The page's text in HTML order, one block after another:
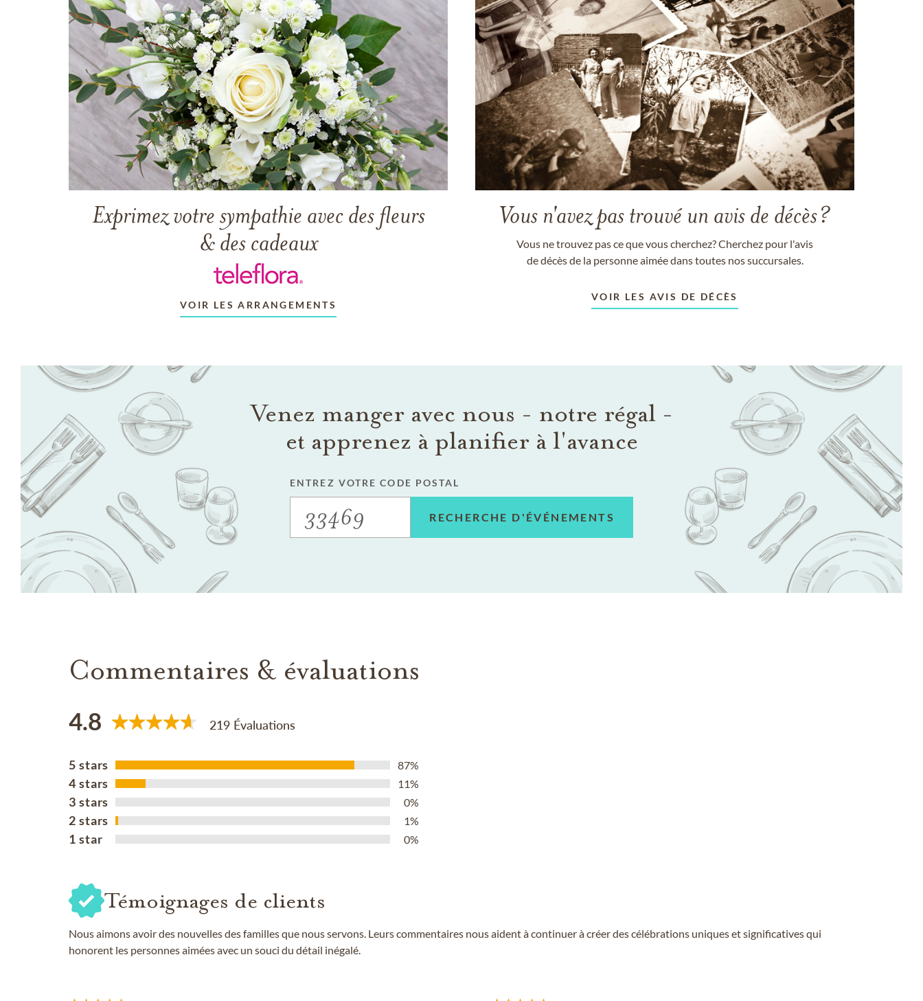
Exprimez votre sympathie avec des fleurs
& des cadeaux
VOIR LES ARRANGEMENTS
Vous n'avez pas trouvé un avis de décès?
Vous ne trouvez pas ce que vous cherchez? Cherchez pour l'avis
de décès de la personne aimée dans toutes nos succursales.
VOIR LES AVIS DE DÉCÈS
Venez manger avec nous - notre régal -
et apprenez à planifier à l'avance
ENTREZ VOTRE CODE POSTAL
RECHERCHE D'ÉVÉNEMENTS
Commentaires & évaluations
4.8 219 Évaluations
5 stars 87%
4 stars 11%
3 stars 0%
2 stars 1%
1 star 0%
Témoignages de clients
Nous aimons avoir des nouvelles des familles que nous servons. Leurs commentaires nous aident à continuer à créer des célébrations uniques et significatives qui
honorent les personnes aimées avec un souci du détail inégalé.